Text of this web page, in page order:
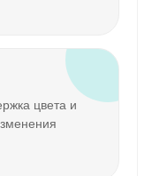
цвета и